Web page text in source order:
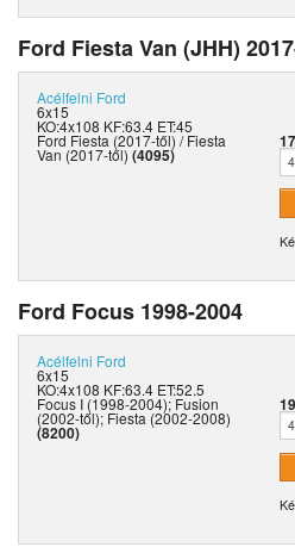
Ford Fiesta Van (JHH)
Acélfelni Ford
6x15
KO:4x108 KF:63.4 ET:45
Ford Fiesta (2017-től) / Fiesta
Van (2017-től) (4095)
Ford Focus 1998-2004
Acélfelni Ford
6x15
KO:4x108 KF:63.4 ET:52.5
Focus I (1998-2004); Fusion
(2002-től); Fiesta (2002-2008)
(8200)